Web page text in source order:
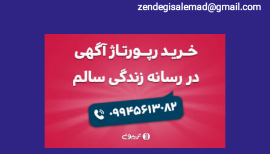
zendegisalemad@gmail.com